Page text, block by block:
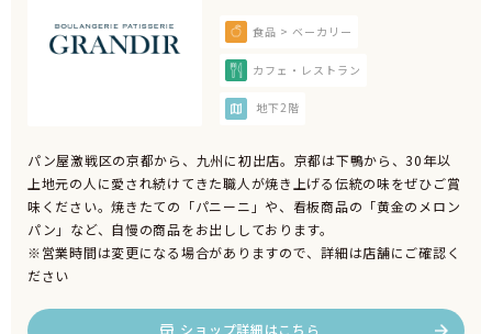
食品 > ベーカリー
カフェ・レストラン
地下2階
パン屋激戦区の京都から、九州に初出店。京都は下鴨から、30年以
上地元の人に愛され続けてきた職人が焼き上げる伝統の味をぜひご賞
味ください。焼きたての「パニーニ」や、看板商品の「黄金のメロン
パン」など、自慢の商品をお出ししております。
※営業時間は変更になる場合がありますので、詳細は店舗にご確認く
ださい
ショップ詳細はこちら